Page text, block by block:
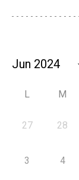
L M
27 28
3 4